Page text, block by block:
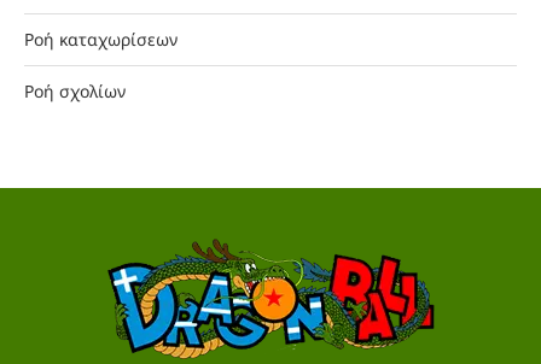
Ροή καταχωρίσεων
Ροή σχολίων